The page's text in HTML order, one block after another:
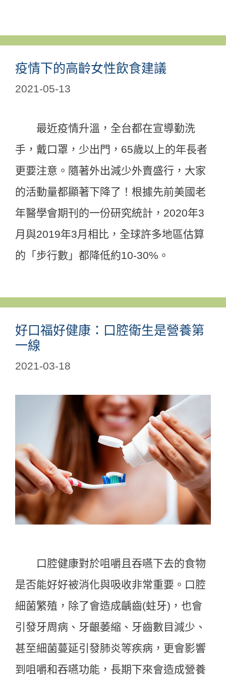
疫情下的高齡女性飲食建議
2021-05-13
最近疫情升溫，全台都在宣導勤洗
手，戴口罩，少出門，65歲以上的年長者
更要注意。隨著外出減少外賣盛行，大家
的活動量都顯著下降了！根據先前美國老
年醫學會期刊的一份研究統計，2020年3
月與2019年3月相比，全球許多地區估算
的「步行數」都降低約10-30%。
好口福好健康：口腔衛生是營養第
一線
2021-03-18
口腔健康對於咀嚼且吞嚥下去的食物
是否能好好被消化與吸收非常重要。口腔
細菌繁殖，除了會造成齲齒(蛀牙)，也會
引發牙周病、牙齦萎縮、牙齒數目減少、
甚至細菌蔓延引發肺炎等疾病，更會影響
到咀嚼和吞嚥功能，長期下來會造成營養